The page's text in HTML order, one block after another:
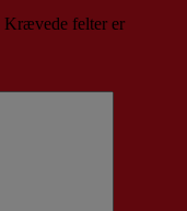
Krævede felter er